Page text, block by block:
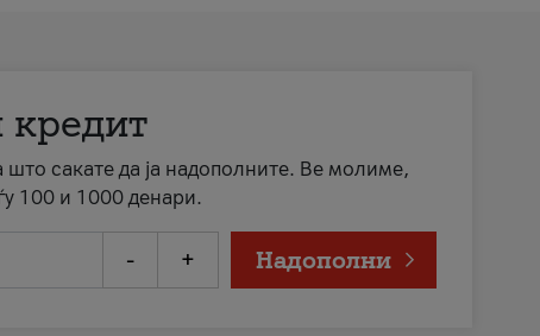
што сакате да ја надополните. Ве молиме,
100 и 1000 денари.
- + Надополни